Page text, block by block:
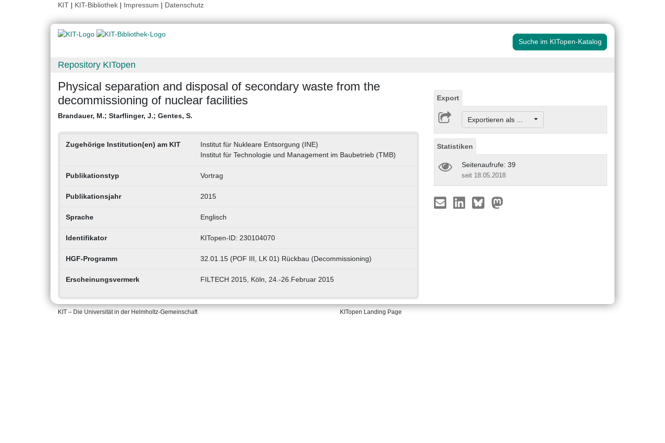
KIT | KIT-Bibliothek | Impressum | Datenschutz
Suche im KITopen-Katalog
Repository KITopen
Physical separation and disposal of secondary waste from the
decommissioning of nuclear facilities
Brandauer, M.; Starflinger, J.; Gentes, S.
Zugehörige Institution(en) am KIT
Institut für Nukleare Entsorgung (INE)
Institut für Technologie und Management im Baubetrieb (TMB)
Publikationstyp Vortrag
Publikationsjahr 2015
Sprache Englisch
Identifikator KITopen-ID: 230104070
HGF-Programm 32.01.15 (POF III, LK 01) Rückbau (Decommissioning)
Erscheinungsvermerk FILTECH 2015, Köln, 24.-26.Februar 2015
Export
Exportieren als ...
Statistiken
Seitenaufrufe: 39
seit 18.05.2018
KIT – Die Universität in der Helmholtz-Gemeinschaft KITopen Landing Page